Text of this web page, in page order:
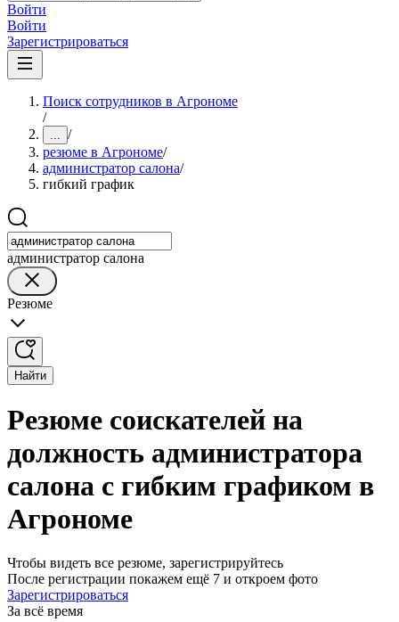
Войти
Войти
Зарегистрироваться
Поиск сотрудников в Агрономе
/
... /
резюме в Агрономе/
администратор салона/
гибкий график
администратор салона
Резюме
Найти
Резюме соискателей на
должность администратора
салона с гибким графиком в
Агрономе
Чтобы видеть все резюме, зарегистрируйтесь
После регистрации покажем ещё 7 и откроем фото
Зарегистрироваться
За всё время